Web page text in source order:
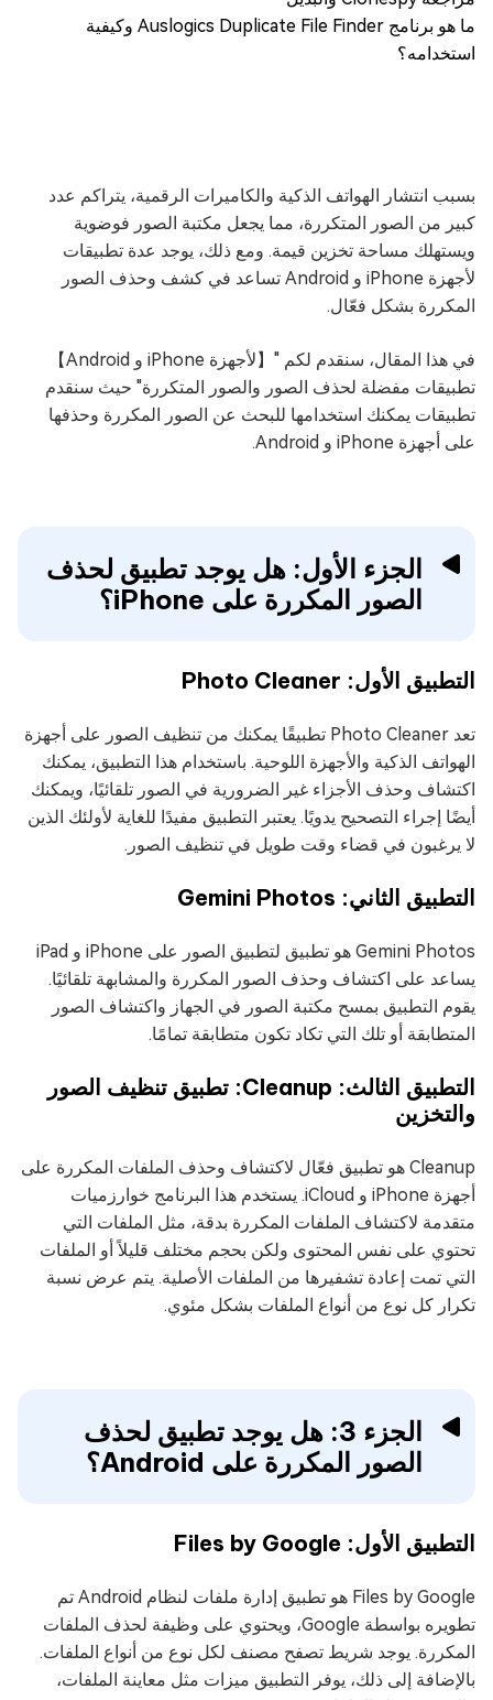
ما هو برنامج Auslogics Duplicate File Finder وكيفية
استخدامه؟
بسبب انتشار الهواتف الذكية والكاميرات الرقمية، يتراكم عدد
كبير من الصور المتكررة، مما يجعل مكتبة الصور فوضوية
ويستهلك مساحة تخزين قيمة. ومع ذلك، يوجد عدة تطبيقات
لأجهزة iPhone و Android تساعد في كشف وحذف الصور
المكررة بشكل فعّال.
في هذا المقال، سنقدم لكم "【لأجهزة iPhone و Android】
تطبيقات مفضلة لحذف الصور والصور المتكررة" حيث سنقدم
تطبيقات يمكنك استخدامها للبحث عن الصور المكررة وحذفها
على أجهزة iPhone و Android.
الجزء الأول: هل يوجد تطبيق لحذف
الصور المكررة على iPhone؟
التطبيق الأول: Photo Cleaner
تعد Photo Cleaner تطبيقًا يمكنك من تنظيف الصور على أجهزة
الهواتف الذكية والأجهزة اللوحية. باستخدام هذا التطبيق، يمكنك
اكتشاف وحذف الأجزاء غير الضرورية في الصور تلقائيًا، ويمكنك
أيضًا إجراء التصحيح يدويًا. يعتبر التطبيق مفيدًا للغاية لأولئك الذين
لا يرغبون في قضاء وقت طويل في تنظيف الصور.
التطبيق الثاني: Gemini Photos
Gemini Photos هو تطبيق لتطبيق الصور على iPhone و iPad
يساعد على اكتشاف وحذف الصور المكررة والمشابهة تلقائيًا.
يقوم التطبيق بمسح مكتبة الصور في الجهاز واكتشاف الصور
المتطابقة أو تلك التي تكاد تكون متطابقة تمامًا.
التطبيق الثالث: Cleanup: تطبيق تنظيف الصور
والتخزين
Cleanup هو تطبيق فعّال لاكتشاف وحذف الملفات المكررة على
أجهزة iPhone و iCloud. يستخدم هذا البرنامج خوارزميات
متقدمة لاكتشاف الملفات المكررة بدقة، مثل الملفات التي
تحتوي على نفس المحتوى ولكن بحجم مختلف قليلاً أو الملفات
التي تمت إعادة تشفيرها من الملفات الأصلية. يتم عرض نسبة
تكرار كل نوع من أنواع الملفات بشكل مئوي.
الجزء 3: هل يوجد تطبيق لحذف
الصور المكررة على Android؟
التطبيق الأول: Files by Google
Files by Google هو تطبيق إدارة ملفات لنظام Android تم
تطويره بواسطة Google، ويحتوي على وظيفة لحذف الملفات
المكررة. يوجد شريط تصفح مصنف لكل نوع من أنواع الملفات.
بالإضافة إلى ذلك، يوفر التطبيق ميزات مثل معاينة الملفات،